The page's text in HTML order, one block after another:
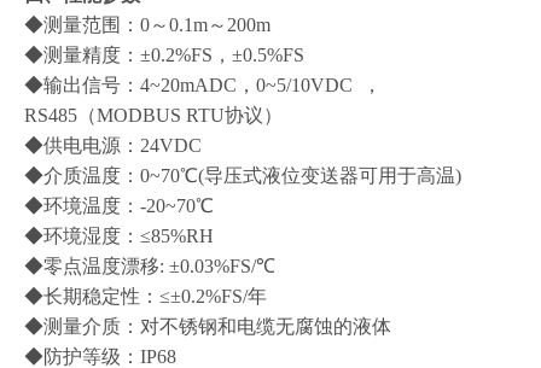
◆测量范围：0～0.1m～200m
◆测量精度：±0.2%FS，±0.5%FS
◆输出信号：4~20mADC，0~5/10VDC ，
RS485（MODBUS RTU协议）
◆供电电源：24VDC
◆介质温度：0~70℃(导压式液位变送器可用于高温)
◆环境温度：-20~70℃
◆环境湿度：≤85%RH
◆零点温度漂移: ±0.03%FS/℃
◆长期稳定性：≤±0.2%FS/年
◆测量介质：对不锈钢和电缆无腐蚀的液体
◆防护等级：IP68